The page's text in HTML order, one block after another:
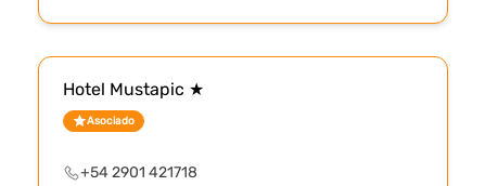
Hotel Mustapic ★
Asociado
+54 2901 421718